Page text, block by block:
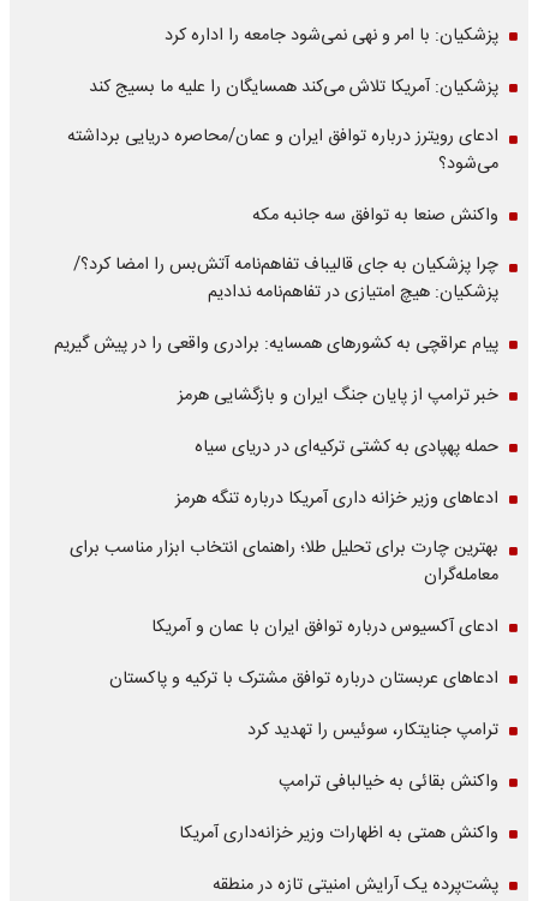
پزشکیان: با امر و نهی نمی‌شود جامعه را اداره کرد
پزشکیان: آمریکا تلاش می‌کند همسایگان را علیه ما بسیج کند
ادعای رویترز درباره توافق ایران و عمان/محاصره دریایی برداشته
می‌شود؟
واکنش صنعا به توافق سه جانبه مکه
چرا پزشکیان به جای قالیباف تفاهم‌نامه آتش‌بس را امضا کرد؟/
پزشکیان: هیچ امتیازی در تفاهم‌نامه ندادیم
پیام عراقچی به کشورهای همسایه: برادری واقعی را در پیش گیریم
خبر ترامپ از پایان جنگ ایران و بازگشایی هرمز
حمله پهپادی به کشتی ترکیه‌ای در دریای سیاه
ادعاهای وزیر خزانه داری آمریکا درباره تنگه هرمز
بهترین چارت برای تحلیل طلا؛ راهنمای انتخاب ابزار مناسب برای
معامله‌گران
ادعای آکسیوس درباره توافق ایران با عمان و آمریکا
ادعاهای عربستان درباره توافق مشترک با ترکیه و پاکستان
ترامپ جنایتکار، سوئیس را تهدید کرد
واکنش بقائی به خیالبافی ترامپ
واکنش همتی به اظهارات وزیر خزانه‌داری آمریکا
پشت‌پرده یک آرایش امنیتی تازه در منطقه